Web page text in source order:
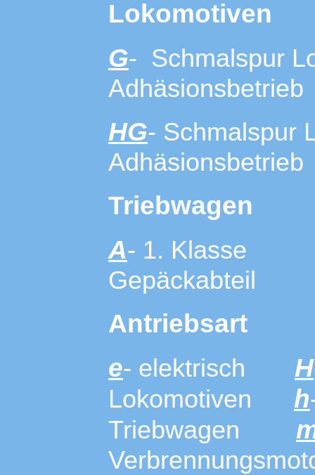
Lokomotiven
G- Schmalspur
Adhäsionsbetrieb
HG- Schmalspur
Adhäsionsbetrieb
Triebwagen
A- 1.
Gepäckabteil
Antriebsart
e- elektrisch H
Lokomotiven h
Triebwagen